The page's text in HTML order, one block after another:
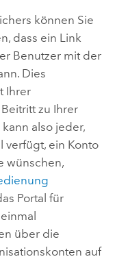
können Sie
dass ein Link
Benutzer mit der
Dies
Ihrer
zu Ihrer
also jeder,
verfügt, ein Konto
wünschen,
Portal für
über die
auf